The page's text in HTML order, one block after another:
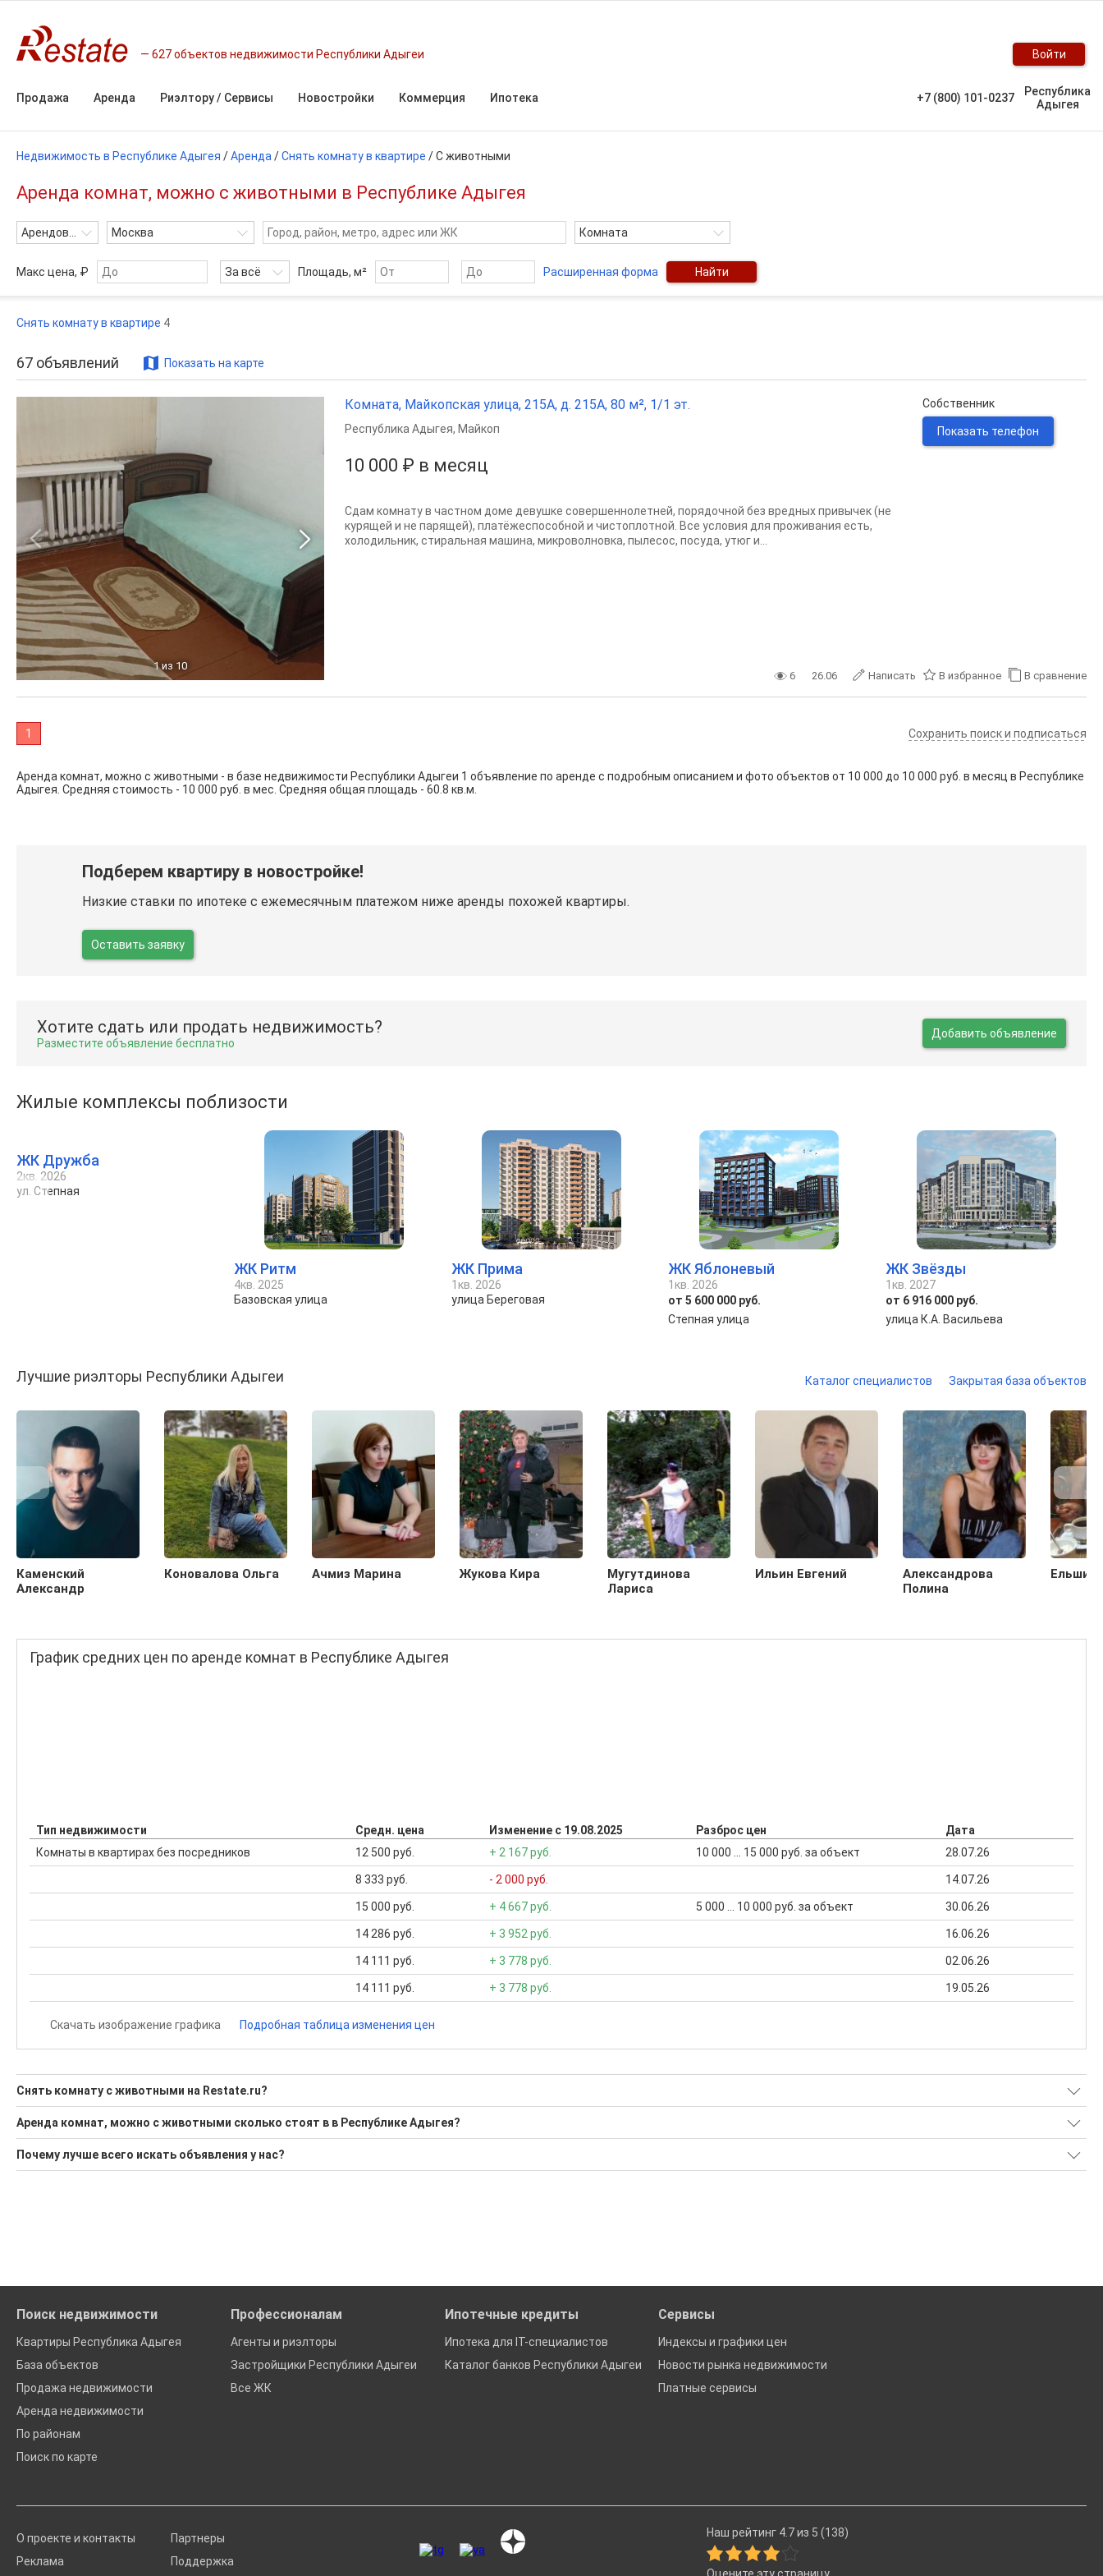
627 объектов недвижимости Республики Адыгеи Войти
Продажа Аренда Риэлтору / Сервисы Новостройки Коммерция Ипотека +7 (800) 101-0237
Республика
Адыгея
Недвижимость в Республике Адыгея /Аренда /Снять комнату в квартире /С животными
Аренда комнат, можно с животными в Республике Адыгея
Арендовать Москва Комната
Макс цена, ₽ За всё Площадь, м² Расширенная форма Найти
Снять комнату в квартире 4
67 объявлений Показать на карте
1 из 10
Комната, Майкопская улица, 215А, д. 215А, 80 м², 1/1 эт.
10 000 ₽ в месяц
Республика Адыгея, Майкоп
Сдам комнату в частном доме девушке совершеннолетней, порядочной без вредных привычек (не
курящей и не парящей), платёжеспособной и чистоплотной. Все условия для проживания есть,
холодильник, стиральная машина, микроволновка, пылесос, посуда, утюг и...
Собственник
Показать телефон
6 26.06 Написать В избранное В сравнение
1 Сохранить поиск и подписаться
Аренда комнат, можно с животными - в базе недвижимости Республики Адыгеи 1 объявление по аренде с подробным описанием и фото объектов от 10 000 до 10 000 руб. в месяц в Республике
Адыгея. Средняя стоимость - 10 000 руб. в мес. Средняя общая площадь - 60.8 кв.м.
Подберем квартиру в новостройке!
Низкие ставки по ипотеке с ежемесячным платежом ниже аренды похожей квартиры.
Оставить заявку
Хотите сдать или продать недвижимость?
Разместите объявление бесплатно
Добавить объявление
Жилые комплексы поблизости
ЖК Дружба
2кв. 2026
ул. Степная
ЖК Ритм
4кв. 2025
Базовская улица
ЖК Прима
1кв. 2026
улица Береговая
ЖК Яблоневый
1кв. 2026
от 5 600 000 руб.
Степная улица
ЖК Звёзды
1кв. 2027
от 6 916 000 руб.
улица К.А. Васильева
Лучшие риэлторы Республики Адыгеи Каталог специалистов Закрытая база объектов
Каменский
Александр
Коновалова Ольга Ачмиз Марина Жукова Кира
Мугутдинова
Лариса
Ильин Евгений
Александрова
Полина
График средних цен по аренде комнат в Республике Адыгея
Тип недвижимости Средн. цена Изменение с 19.08.2025 Разброс цен
Дата
Комнаты в квартирах без посредников
12 500 руб. + 2 167 руб. 10 000 ... 15 000 руб. за объект 28.07.26
8 333 руб. - 2 000 руб. 14.07.26
15 000 руб. + 4 667 руб. 5 000 ... 10 000 руб. за объект 30.06.26
14 286 руб. + 3 952 руб. 16.06.26
14 111 руб. + 3 778 руб. 02.06.26
14 111 руб. + 3 778 руб. 19.05.26
Скачать изображение графика Подробная таблица изменения цен
Снять комнату с животными на Restate.ru?
1 актуальное и проверенное объявление
Аренда комнат, можно с животными сколько стоят в в Республике Адыгея?
Минимальная цена: 10 000 Р. Максимальная цена: 10 000 Р; Средняя: 10 000 Р
Средняя площадь: 60.8 кв.м.
Почему лучше всего искать объявления у нас?
Поиск недвижимости
Квартиры Республика Адыгея
База объектов
Продажа недвижимости
Аренда недвижимости
По районам
Поиск по карте
Профессионалам
Агенты и риэлторы
Застройщики Республики Адыгеи
Все ЖК
Ипотечные кредиты
Ипотека для IT-специалистов
Каталог банков Республики Адыгеи
Сервисы
Индексы и графики цен
Новости рынка недвижимости
Платные сервисы
О проекте и контакты
Реклама
Партнеры
Поддержка
Наш рейтинг 4.7 из 5 (138)